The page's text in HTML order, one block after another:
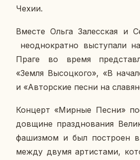
Чехии.
Вместе Ольга За­лес­ская и
неод­но­крат­но вы­сту­па­ли
Праге во время
«Земля Вы­соц­ко­го», «В
и «Ав­тор­ские песни на
Кон­церт «Мирные Песни»
дов­щине празд­но­ва­ния
фа­шиз­мом и был по­стро­ен
между двумя ар­ти­ста­ми,